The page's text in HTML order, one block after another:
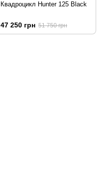
Квадроцикл Hunter 125 Black
47 250 грн 51 750 грн